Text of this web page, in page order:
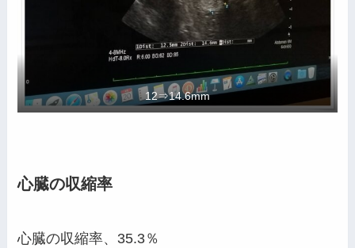
12⇒14.6mm
心臓の収縮率
心臓の収縮率、35.3％